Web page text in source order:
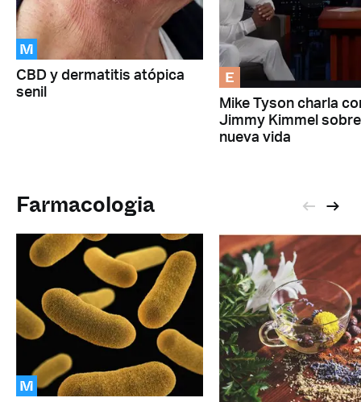
M
CBD y dermatitis atópica
senil
E
Mike Tyson charla
Jimmy Kimmel
nueva vida
Farmacologia
M